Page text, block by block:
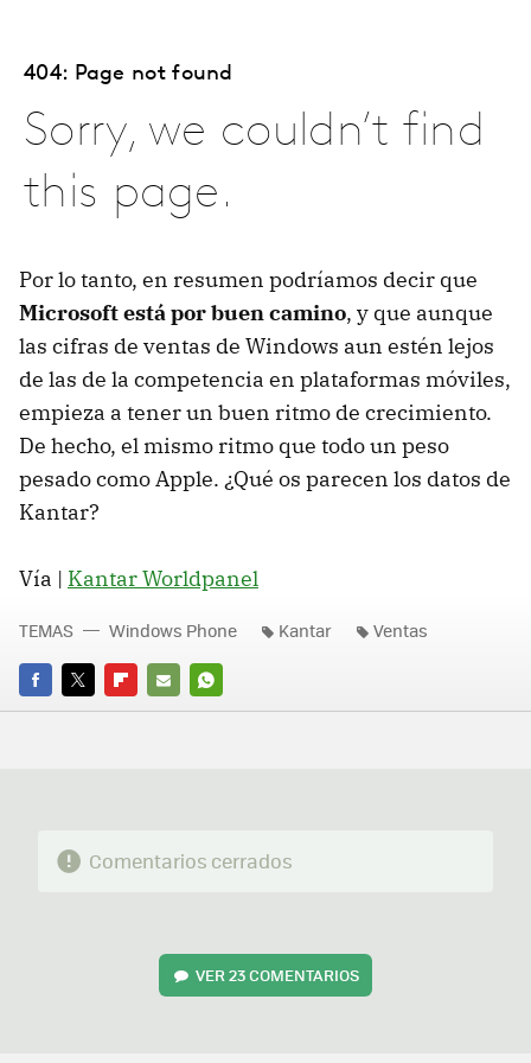
Por lo tanto, en resumen podríamos decir que
Microsoft está por buen camino, y que aunque
las cifras de ventas de Windows aun estén lejos
de las de la competencia en plataformas móviles,
empieza a tener un buen ritmo de crecimiento.
De hecho, el mismo ritmo que todo un peso
pesado como Apple. ¿Qué os parecen los datos de
Kantar?
Vía | Kantar Worldpanel
FACEBOOK
TWITTERFLIPBOARD
E-
WHATSAPP
TEMAS Windows Phone Kantar Ventas
Comentarios cerrados
VER23 COMENTARIOS